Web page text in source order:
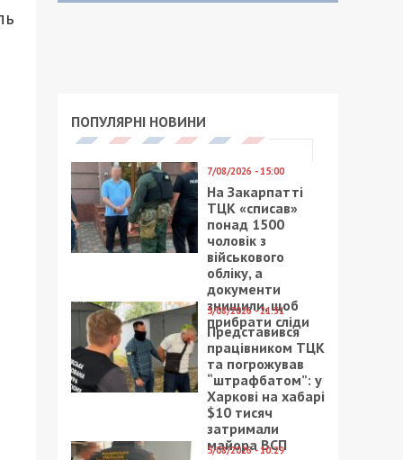
ПОПУЛЯРНІ НОВИНИ
7/08/2026 - 15:00
На Закарпатті
ТЦК «списав»
понад 1500
чоловік з
військового
обліку, а
документи
знищили, щоб
прибрати сліди
5/08/2026 - 21:31
Представився
працівником ТЦК
та погрожував
“штрафбатом”: у
Харкові на хабарі
$10 тисяч
затримали
майора ВСП
5/08/2026 - 10:29